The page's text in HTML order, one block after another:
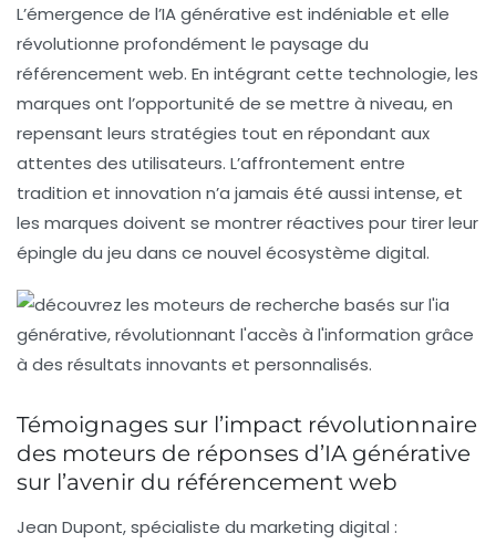
L’émergence de l’IA générative est indéniable et elle
révolutionne profondément le paysage du
référencement web. En intégrant cette technologie, les
marques ont l’opportunité de se mettre à niveau, en
repensant leurs stratégies tout en répondant aux
attentes des utilisateurs. L’affrontement entre
tradition et innovation n’a jamais été aussi intense, et
les marques doivent se montrer réactives pour tirer leur
épingle du jeu dans ce nouvel écosystème digital.
Témoignages sur l’impact révolutionnaire
des moteurs de réponses d’IA générative
sur l’avenir du référencement web
Jean Dupont, spécialiste du marketing digital :